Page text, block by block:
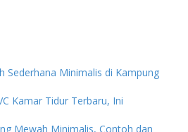
Sederhana Minimalis di Kampung
Kamar Tidur Terbaru, Ini
Mewah Minimalis, Contoh dan